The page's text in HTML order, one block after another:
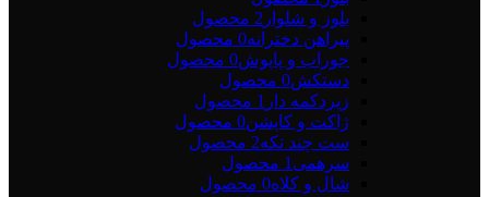
بلوز و شلوار 2 محصول
پیراهن دخترانه0 محصول
جوراب و پاپوش0 محصول
دستکش0 محصول
زیردکمه دار 1 محصول
ژاکت و کاپشن0 محصول
ست چند تکه2 محصول
سرهمی 1 محصول
شال و کلاه0 محصول